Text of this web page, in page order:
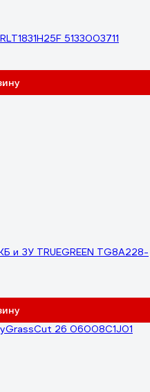
5133003711
и ЗУ TRUEGREEN TG8A228-